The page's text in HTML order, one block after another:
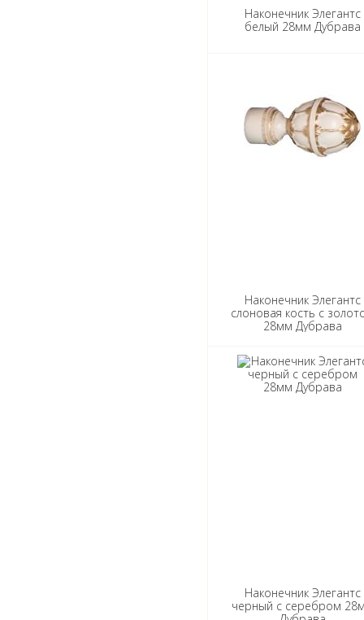
Наконечник Элегантс
белый 28мм Дубрава
Наконечник Элегантс
слоновая кость с
28мм Дубрава
Наконечник Элегантс
черный с серебром